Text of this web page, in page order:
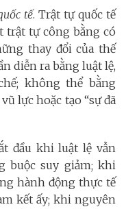
tế. Trật tự quốc tế
trật tự công bằng có
thay đổi của thế
diễn ra bằng luật lệ,
không thể bằng
lực hoặc tạo “sự đã
đầu khi luật lệ vẫn
buộc suy giảm; khi
hành động thực tế
kết ấy; khi nguyên